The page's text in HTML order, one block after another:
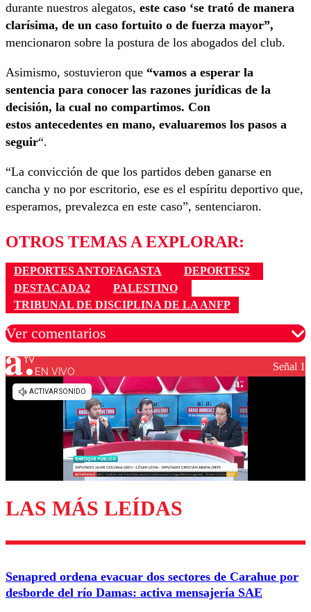
durante nuestros alegatos, este caso ‘se trató de manera
clarísima, de un caso fortuito o de fuerza mayor”,
mencionaron sobre la postura de los abogados del club.
Asimismo, sostuvieron que “vamos a esperar la
sentencia para conocer las razones jurídicas de la
decisión, la cual no compartimos. Con
estos antecedentes en mano, evaluaremos los pasos a
seguir“.
“La convicción de que los partidos deben ganarse en
cancha y no por escritorio, ese es el espíritu deportivo que,
esperamos, prevalezca en este caso”, sentenciaron.
OTROS TEMAS A EXPLORAR:
DEPORTES ANTOFAGASTA
DEPORTES2
DESTACADA2
PALESTINO
TRIBUNAL DE DISCIPLINA DE LA ANFP
Ver comentarios
Los comentarios son moderados para garantizar un
diálogo respetuoso.
Enviar comentario
EN VIVO Señal 1
LAS MÁS LEÍDAS
Senapred ordena evacuar dos sectores de Carahue por
desborde del río Damas: activa mensajería SAE